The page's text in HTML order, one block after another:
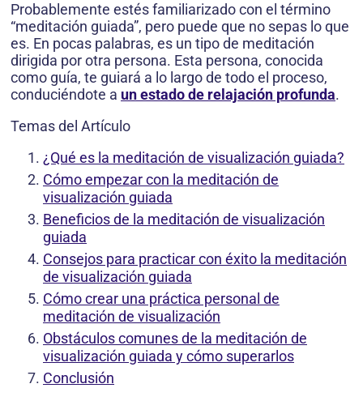
Probablemente estés familiarizado con el término
“meditación guiada”, pero puede que no sepas lo que
es. En pocas palabras, es un tipo de meditación
dirigida por otra persona. Esta persona, conocida
como guía, te guiará a lo largo de todo el proceso,
conduciéndote a un estado de relajación profunda.
Temas del Artículo
¿Qué es la meditación de visualización guiada?
Cómo empezar con la meditación de
visualización guiada
Beneficios de la meditación de visualización
guiada
Consejos para practicar con éxito la meditación
de visualización guiada
Cómo crear una práctica personal de
meditación de visualización
Obstáculos comunes de la meditación de
visualización guiada y cómo superarlos
Conclusión